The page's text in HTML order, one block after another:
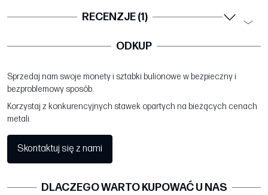
RECENZJE (1)
ODKUP
Sprzedaj nam swoje monety i sztabki bulionowe w bezpieczny i
bezproblemowy sposób.
Korzystaj z konkurencyjnych stawek opartych na bieżących cenach
metali.
Skontaktuj się z nami
DLACZEGO WARTO KUPOWAĆ U NAS